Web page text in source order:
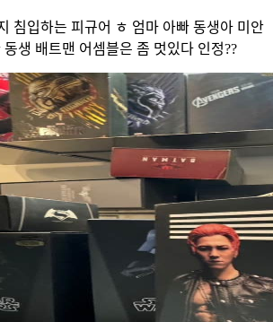
침입하는 피규어 ㅎ 엄마 아빠 동생아 미안
생 배트맨 어셈블은 좀 멋있다 인정??